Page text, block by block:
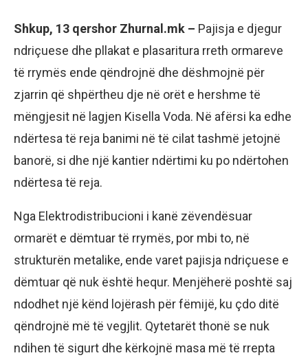
Shkup, 13 qershor Zhurnal.mk – Pajisja e djegur
ndriçuese dhe pllakat e plasaritura rreth ormareve
të rrymës ende qëndrojnë dhe dëshmojnë për
zjarrin që shpërtheu dje në orët e hershme të
mëngjesit në lagjen Kisella Voda. Në afërsi ka edhe
ndërtesa të reja banimi në të cilat tashmë jetojnë
banorë, si dhe një kantier ndërtimi ku po ndërtohen
ndërtesa të reja.
Nga Elektrodistribucioni i kanë zëvendësuar
ormarët e dëmtuar të rrymës, por mbi to, në
strukturën metalike, ende varet pajisja ndriçuese e
dëmtuar që nuk është hequr. Menjëherë poshtë saj
ndodhet një kënd lojërash për fëmijë, ku çdo ditë
qëndrojnë më të vegjlit. Qytetarët thonë se nuk
ndihen të sigurt dhe kërkojnë masa më të rrepta